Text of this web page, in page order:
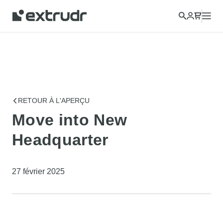
RETOUR À L'APERÇU
Move into New
Headquarter
27 février 2025